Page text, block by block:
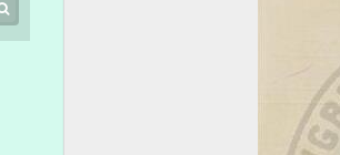
[Documento simples]
[Documento simples]
[Documento simples]
[Documento simples]
[Documento simples]
[Documento simples]